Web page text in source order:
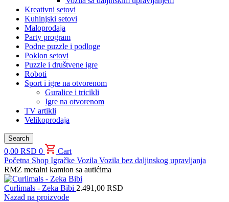
Kreativni setovi
Kuhinjski setovi
Maloprodaja
Party program
Podne puzzle i podloge
Poklon setovi
Puzzle i društvene igre
Roboti
Sport i igre na otvorenom
Guralice i tricikli
Igre na otvorenom
TV artikli
Velikoprodaja
Search
0,00 RSD 0
Cart
Početna Shop Igračke Vozila Vozila bez daljinskog upravljanja
RMZ metalni kamion sa autićima
Curlimals - Zeka Bibi 2.491,00 RSD
Nazad na proizvode